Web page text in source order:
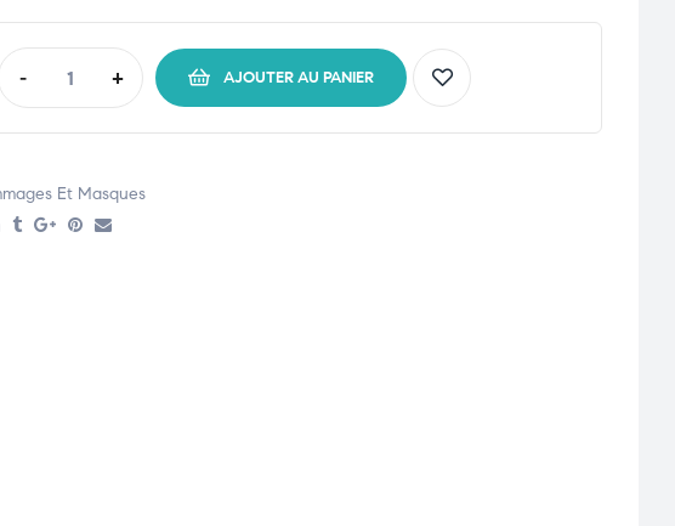
- + AJOUTER AU PANIER
Et Masques